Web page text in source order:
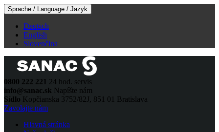
Sprache / Language / Jazyk
Deutsch
English
Slovenčina
0800 222 221 24 hod. servis
info@sanac.sk Napíšte nám
Sídlo Kopčianska 3752/82J, 851 01 Bratislava
Zavolajte nám
Hlavná stránka